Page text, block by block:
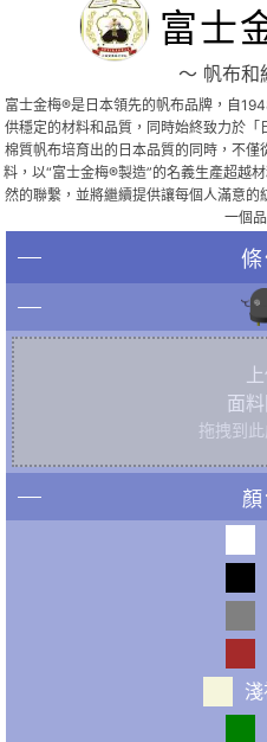
富士
〜 帆布和
富士金梅®是日本領先的帆布品牌，自
供穩定的材料和品質，同時始終致力於
棉質帆布培育出的日本品質的同時，不
料，以“富士金梅®製造”的名義生產超越
然的聯繫，並將繼續提供讓每個人滿意
一個
面
拖拽到